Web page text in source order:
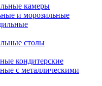
камеры
и морозильные
столы
кондитерские
с металлическими